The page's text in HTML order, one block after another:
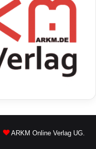
ARKM Online Verlag UG.